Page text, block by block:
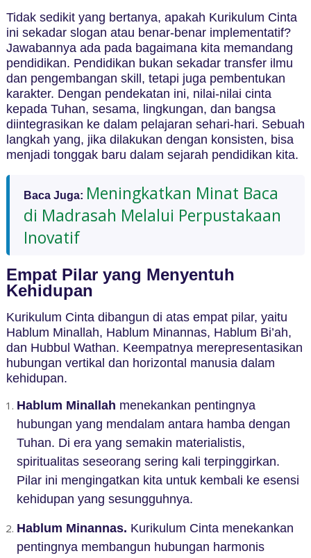
Tidak sedikit yang bertanya, apakah Kurikulum Cinta
ini sekadar slogan atau benar-benar implementatif?
Jawabannya ada pada bagaimana kita memandang
pendidikan. Pendidikan bukan sekadar transfer ilmu
dan pengembangan skill, tetapi juga pembentukan
karakter. Dengan pendekatan ini, nilai-nilai cinta
kepada Tuhan, sesama, lingkungan, dan bangsa
diintegrasikan ke dalam pelajaran sehari-hari. Sebuah
langkah yang, jika dilakukan dengan konsisten, bisa
menjadi tonggak baru dalam sejarah pendidikan kita.
Baca Juga: Meningkatkan Minat Baca
di Madrasah Melalui Perpustakaan
Inovatif
Empat Pilar yang Menyentuh
Kehidupan
Kurikulum Cinta dibangun di atas empat pilar, yaitu
Hablum Minallah, Hablum Minannas, Hablum Bi’ah,
dan Hubbul Wathan. Keempatnya merepresentasikan
hubungan vertikal dan horizontal manusia dalam
kehidupan.
Hablum Minallah menekankan pentingnya
hubungan yang mendalam antara hamba dengan
Tuhan. Di era yang semakin materialistis,
spiritualitas seseorang sering kali terpinggirkan.
Pilar ini mengingatkan kita untuk kembali ke esensi
kehidupan yang sesungguhnya.
Hablum Minannas. Kurikulum Cinta menekankan
pentingnya membangun hubungan harmonis